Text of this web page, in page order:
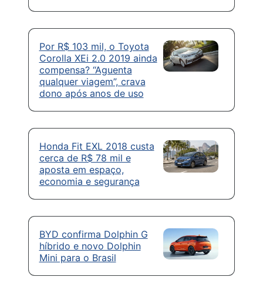
Por R$ 103 mil, o Toyota
Corolla XEi 2.0 2019 ainda
compensa? “Aguenta
qualquer viagem”, crava
dono após anos de uso
Honda Fit EXL 2018 custa
cerca de R$ 78 mil e
aposta em espaço,
economia e segurança
BYD confirma Dolphin G
híbrido e novo Dolphin
Mini para o Brasil